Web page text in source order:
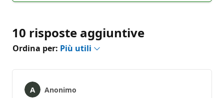
10 risposte aggiuntive
Ordina per: Più utili
Anonimo